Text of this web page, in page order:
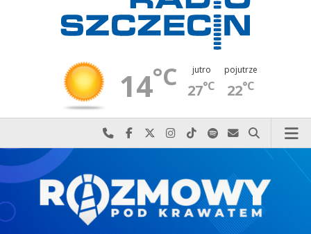
14°C jutro
27°C
pojutrze
22°C
Najlepiej po prostu do nas zadzwoń
Odwiedź nas na Facebook-u
Odwiedź nas na X
Odwiedź nas na Instagram-ie
Odwiedź nas na TikTok-u
Szukaj nas na Spotify
Wyślij do nas
Szukaj